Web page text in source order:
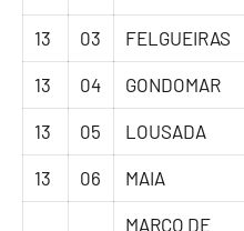
13 03 FELGUEIRAS
13 04 GONDOMAR
13 05 LOUSADA
13 06 MAIA
MARCO DE